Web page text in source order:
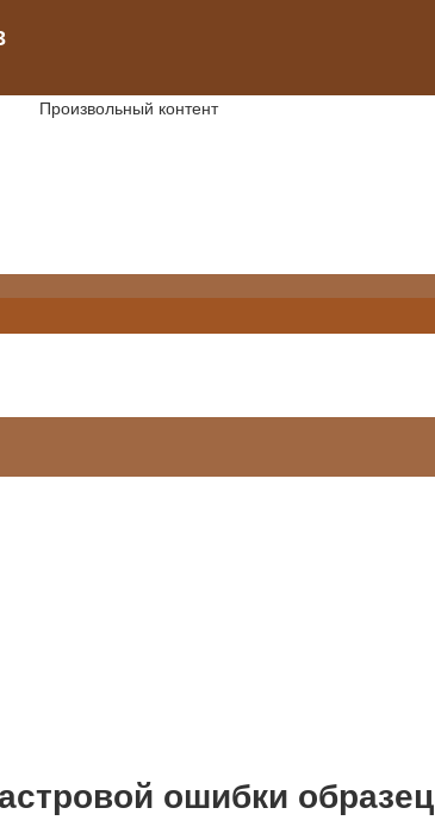
Произвольный контент
ошибки образец